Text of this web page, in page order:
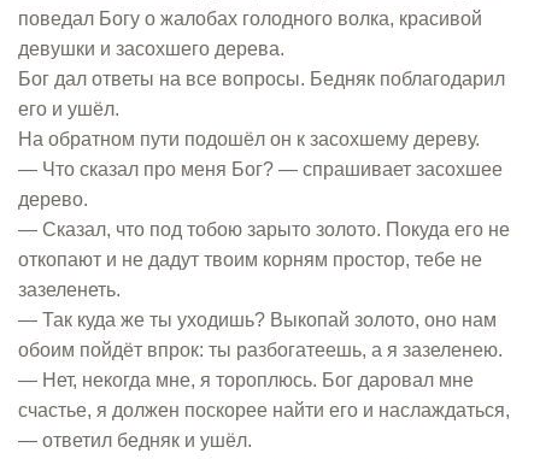
поведал Богу о жалобах голодного волка, красивой
девушки и засохшего дерева.
Бог дал ответы на все вопросы. Бедняк поблагодарил
его и ушёл.
На обратном пути подошёл он к засохшему дереву.
— Что сказал про меня Бог? — спрашивает засохшее
дерево.
— Сказал, что под тобою зарыто золото. Покуда его не
откопают и не дадут твоим корням простор, тебе не
зазеленеть.
— Так куда же ты уходишь? Выкопай золото, оно нам
обоим пойдёт впрок: ты разбогатеешь, а я зазеленею.
— Нет, некогда мне, я тороплюсь. Бог даровал мне
счастье, я должен поскорее найти его и наслаждаться,
— ответил бедняк и ушёл.